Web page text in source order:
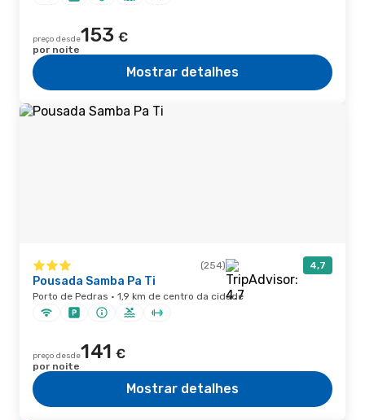
preço desde153 €
por noite
Mostrar detalhes
(254) 4,7
Pousada Samba Pa Ti
Porto de Pedras · 1,9 km de centro da cidade
preço desde141 €
por noite
Mostrar detalhes